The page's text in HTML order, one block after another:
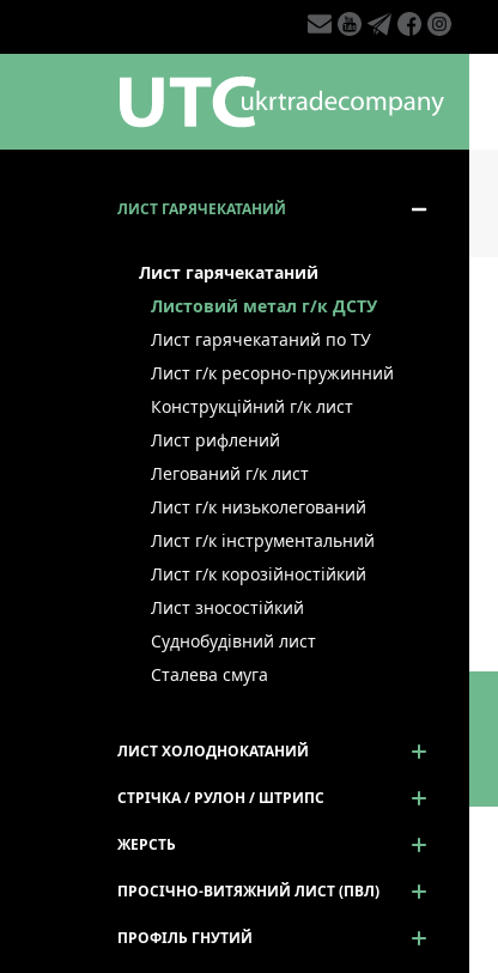
ЛИСТ ГАРЯЧЕКАТАНИЙ
Лист гарячекатаний
Листовий метал г/к ДСТУ
Лист гарячекатаний по ТУ
Лист г/к ресорно-пружинний
Конструкційний г/к лист
Лист рифлений
Легований г/к лист
Лист г/к низьколегований
Лист г/к інструментальний
Лист г/к корозійностійкий
Лист зносостійкий
Суднобудівний лист
Сталева смуга
ЛИСТ ХОЛОДНОКАТАНИЙ
СТРІЧКА / РУЛОН / ШТРИПС
ЖЕРСТЬ
ПРОСІЧНО-ВИТЯЖНИЙ ЛИСТ (ПВЛ)
ПРОФІЛЬ ГНУТИЙ